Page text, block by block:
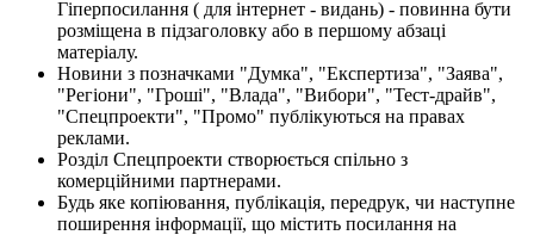
Гіперпосилання ( для інтернет - видань) - повинна бути
розміщена в підзаголовку або в першому абзаці
матеріалу.
Новини з позначками "Думка", "Експертиза", "Заява",
"Регіони", "Гроші", "Влада", "Вибори", "Тест-драйв",
"Спецпроекти", "Промо" публікуються на правах
реклами.
Розділ Спецпроекти створюється спільно з
комерційними партнерами.
Будь яке копіювання, публікація, передрук, чи наступне
поширення інформації, що містить посилання на